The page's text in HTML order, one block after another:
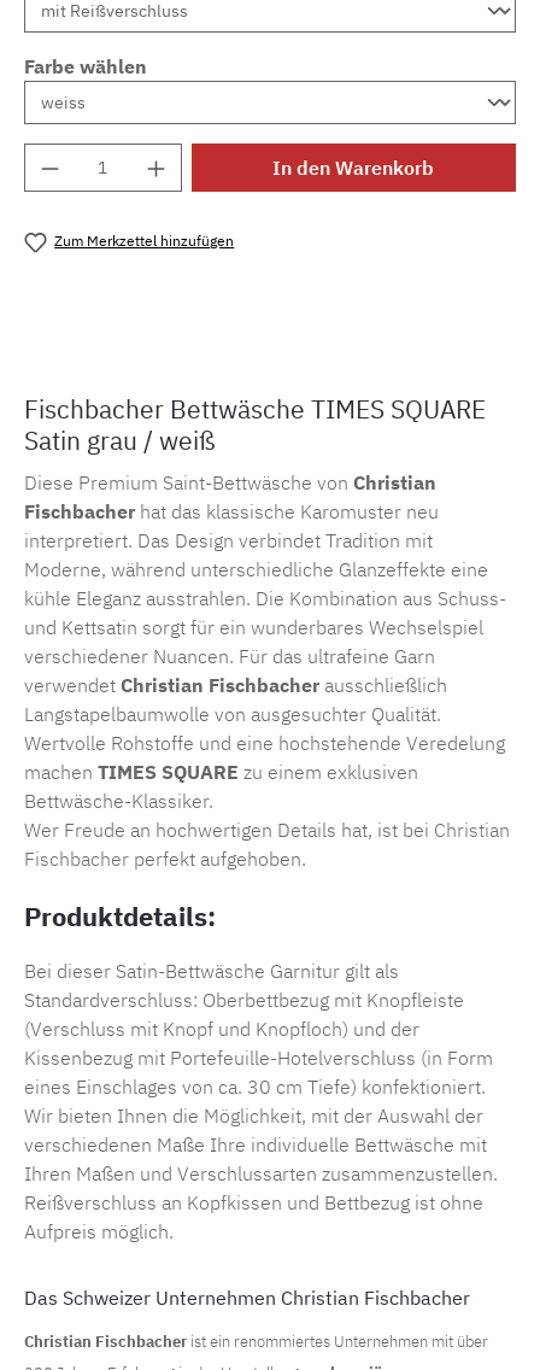
Farbe wählen
Produkt Anzahl: Gib den gewünschten
In den Warenkorb
Zum Merkzettel hinzufügen
Fischbacher Bettwäsche TIMES SQUARE
Satin grau / weiß
Diese Premium Saint-Bettwäsche von Christian
Fischbacher hat das klassische Karomuster neu
interpretiert. Das Design verbindet Tradition mit
Moderne, während unterschiedliche Glanzeffekte eine
kühle Eleganz ausstrahlen. Die Kombination aus Schuss-
und Kettsatin sorgt für ein wunderbares Wechselspiel
verschiedener Nuancen. Für das ultrafeine Garn
verwendet Christian Fischbacher ausschließlich
Langstapelbaumwolle von ausgesuchter Qualität.
Wertvolle Rohstoffe und eine hochstehende Veredelung
machen TIMES SQUARE zu einem exklusiven
Bettwäsche-Klassiker.
Wer Freude an hochwertigen Details hat, ist bei Christian
Fischbacher perfekt aufgehoben.
Produktdetails:
Bei dieser Satin-Bettwäsche Garnitur gilt als
Standardverschluss: Oberbettbezug mit Knopfleiste
(Verschluss mit Knopf und Knopfloch) und der
Kissenbezug mit Portefeuille-Hotelverschluss (in Form
eines Einschlages von ca. 30 cm Tiefe) konfektioniert.
Wir bieten Ihnen die Möglichkeit, mit der Auswahl der
verschiedenen Maße Ihre individuelle Bettwäsche mit
Ihren Maßen und Verschlussarten zusammenzustellen.
Reißverschluss an Kopfkissen und Bettbezug ist ohne
Aufpreis möglich.
Das Schweizer Unternehmen Christian Fischbacher
Christian Fischbacher ist ein renommiertes Unternehmen mit über